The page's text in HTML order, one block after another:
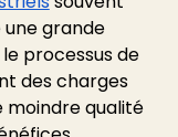
grande
processus de
des charges
moindre qualité